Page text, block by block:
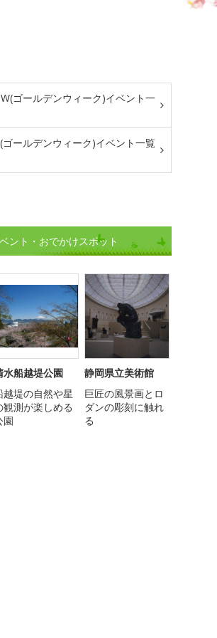
ゴールデンウィーク)イベント一
ゴールデンウィーク)イベント一覧
ント・おでかけスポット
水船越堤公園
越堤の自然や星
観測が楽しめる
園
静岡県立美術館
巨匠の風景画とロ
ダンの彫刻に触れ
る